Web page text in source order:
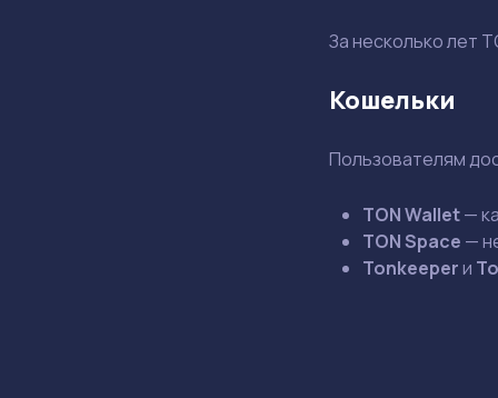
За несколько лет
Кошельки
Пользователям
TON Wallet—
TON Space —
Tonkeeperи